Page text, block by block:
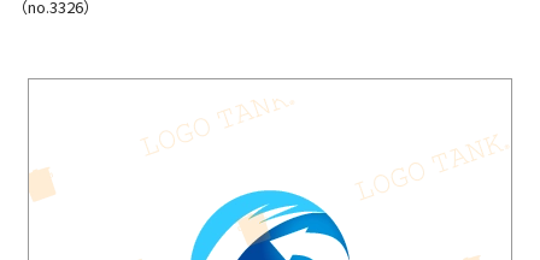
（no.3326）